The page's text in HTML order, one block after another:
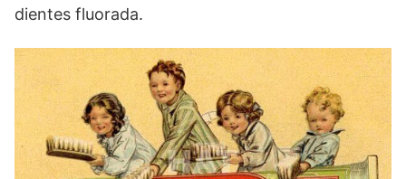
dientes fluorada.